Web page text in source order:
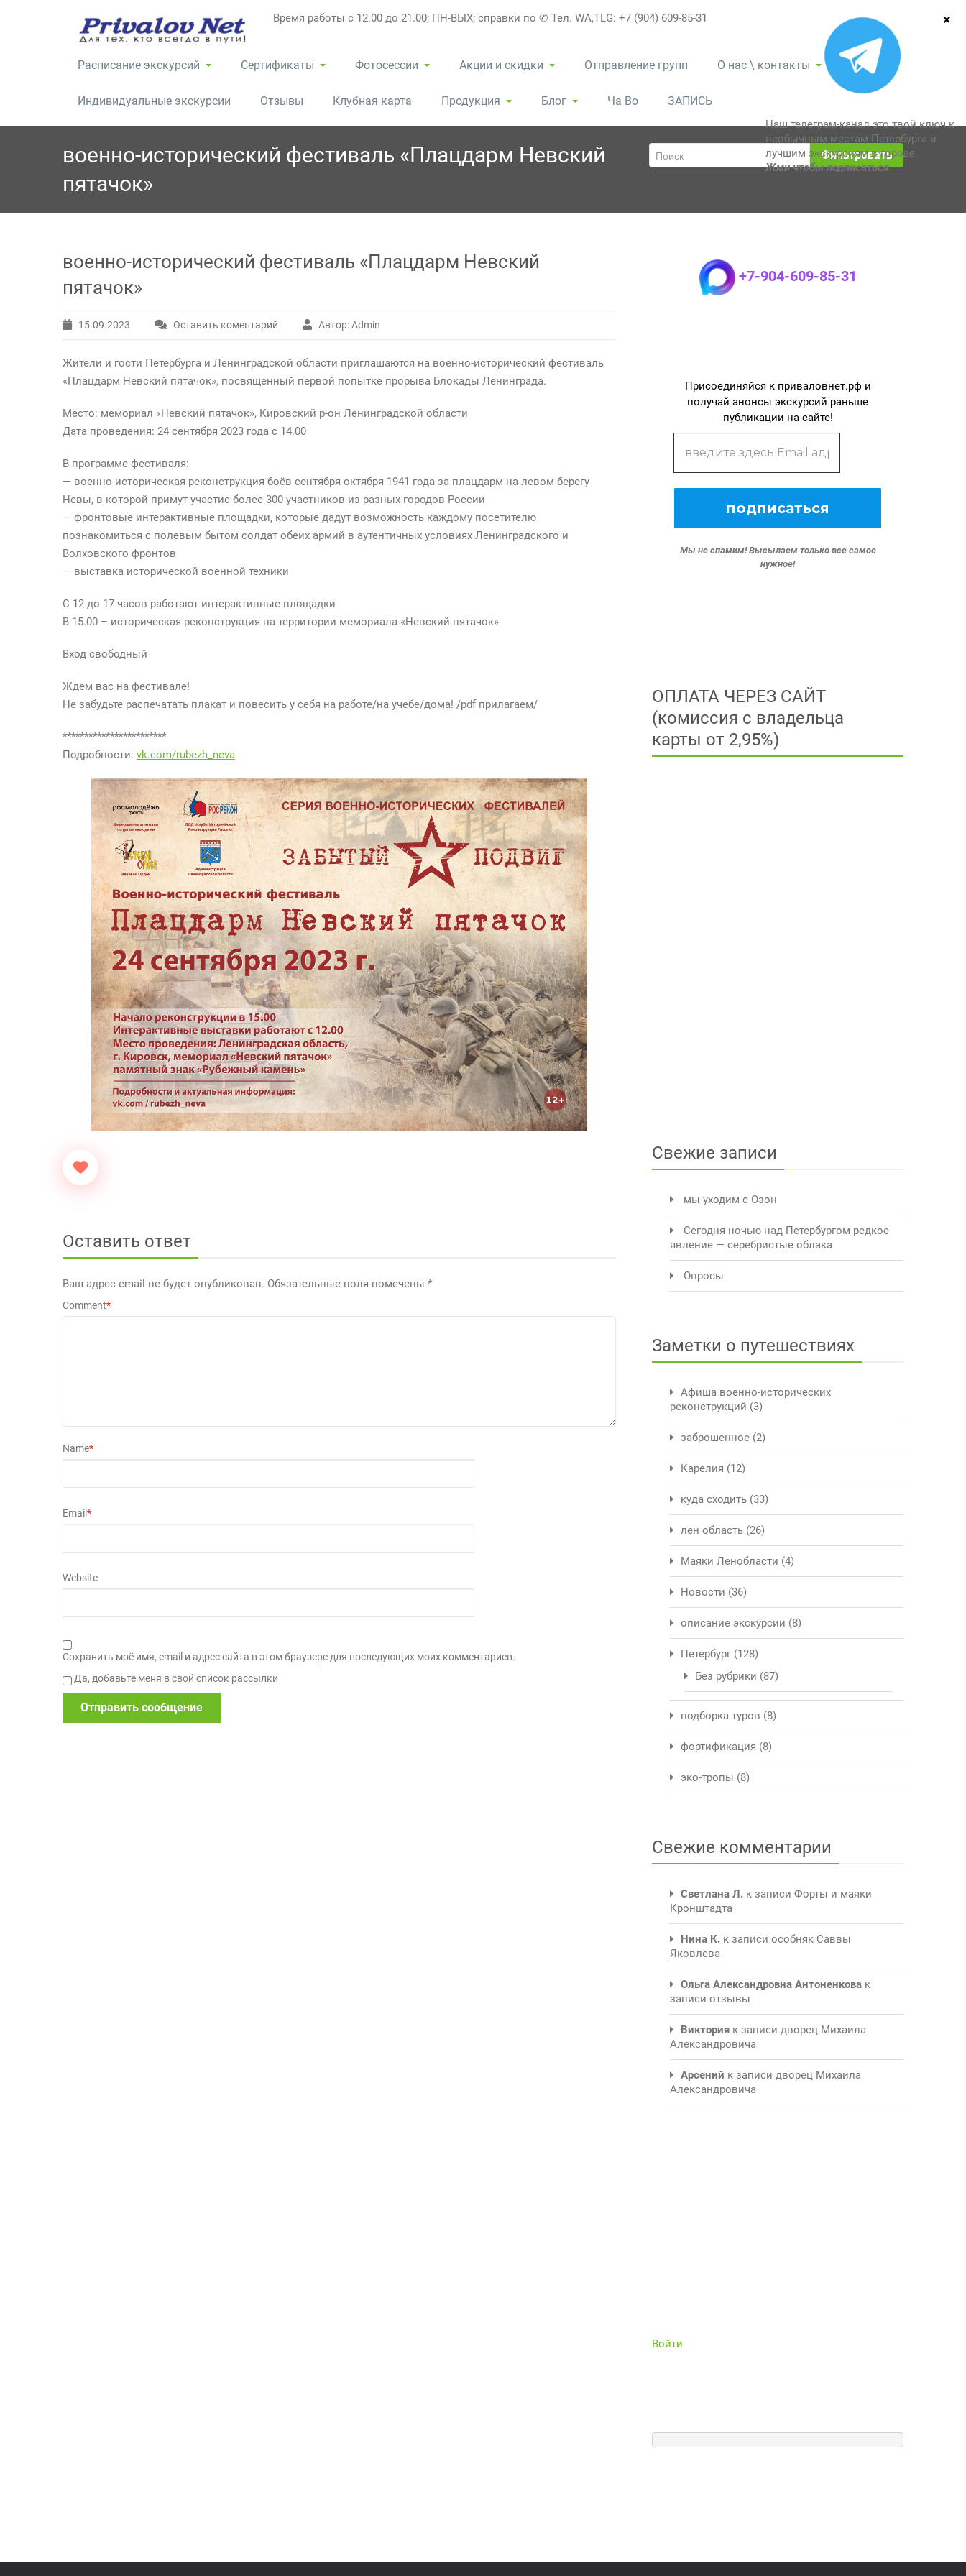
Время работы с 12.00 до 21.00; ПН-ВЫХ; справки по ✆ Тел. WA,TLG: +7 (904) 609-85-31
Расписание экскурсий Сертификаты Фотосессии Акции и скидки Отправление групп О нас \ контакты
Индивидуальные экскурсии Отзывы Клубная карта Продукция Блог Ча Во ЗАПИСЬ
военно-исторический фестиваль «Плацдарм Невский
пятачок»
Фильтровать
военно-исторический фестиваль «Плацдарм Невский
пятачок»
15.09.2023 Оставить коментарий Автор: Admin
Жители и гости Петербурга и Ленинградской области приглашаются на военно-исторический фестиваль
«Плацдарм Невский пятачок», посвященный первой попытке прорыва Блокады Ленинграда.
Место: мемориал «Невский пятачок», Кировский р-он Ленинградской области
Дата проведения: 24 сентября 2023 года с 14.00
В программе фестиваля:
— военно-историческая реконструкция боёв сентября-октября 1941 года за плацдарм на левом берегу
Невы, в которой примут участие более 300 участников из разных городов России
— фронтовые интерактивные площадки, которые дадут возможность каждому посетителю
познакомиться с полевым бытом солдат обеих армий в аутентичных условиях Ленинградского и
Волховского фронтов
— выставка исторической военной техники
С 12 до 17 часов работают интерактивные площадки
В 15.00 – историческая реконструкция на территории мемориала «Невский пятачок»
Вход свободный
Ждем вас на фестивале!
Не забудьте распечатать плакат и повесить у себя на работе/на учебе/дома! /pdf прилагаем/
************************
Подробности: vk.com/rubezh_neva
Оставить ответ
Ваш адрес email не будет опубликован. Обязательные поля помечены *
Comment*
Name*
Email*
Website
Сохранить моё имя, email и адрес сайта в этом браузере для последующих моих комментариев.
Да, добавьте меня в свой список рассылки
+7-904-609-85-31
Присоединяйся к приваловнет.рф и
получай анонсы экскурсий раньше
публикации на сайте!
Мы не спамим! Высылаем только все самое
нужное!
ОПЛАТА ЧЕРЕЗ САЙТ
(комиссия с владельца
карты от 2,95%)
Свежие записи
мы уходим с Озон
Сегодня ночью над Петербургом редкое
явление — серебристые облака
Опросы
Заметки о путешествиях
Афиша военно-исторических
реконструкций (3)
заброшенное (2)
Карелия (12)
куда сходить (33)
лен область (26)
Маяки Ленобласти (4)
Новости (36)
описание экскурсии (8)
Петербург (128)
Без рубрики (87)
подборка туров (8)
фортификация (8)
эко-тропы (8)
Свежие комментарии
Светлана Л. к записи Форты и маяки
Кронштадта
Нина К. к записи особняк Саввы
Яковлева
Ольга Александровна Антоненкова к
записи отзывы
Виктория к записи дворец Михаила
Александровича
Арсений к записи дворец Михаила
Александровича
Войти
Наш телеграм-канал это твой ключ к
необычным местам Петербурга и
лучшим экскурсиям в городе.
Жми чтобы подписаться